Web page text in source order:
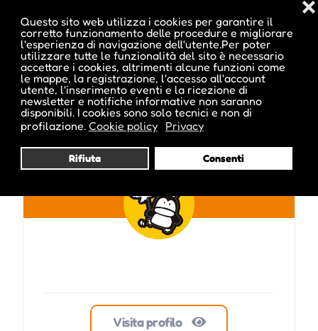
Questo sito web utilizza i cookies per garantire il
corretto funzionamento delle procedure e migliorare
l'esperienza di navigazione dell'utente.Per poter
utilizzare tutte le funzionalità del sito è necessario
accettare i cookies, altrimenti alcune funzioni come
le mappe, la registrazione, l'accesso all'account
utente, l'inserimento eventi e la ricezione di
newsletter e notifiche informative non saranno
disponibili. I cookies sono solo tecnici e non di
profilazione. Cookie policy Privacy
Rifiuta Consenti
❌
Pubblicato da :
ale inside
Visita profilo